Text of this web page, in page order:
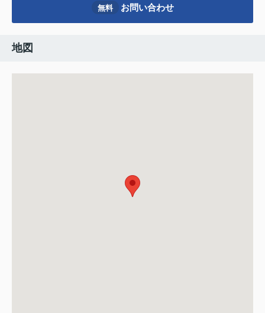
無料 お問い合わせ
地図